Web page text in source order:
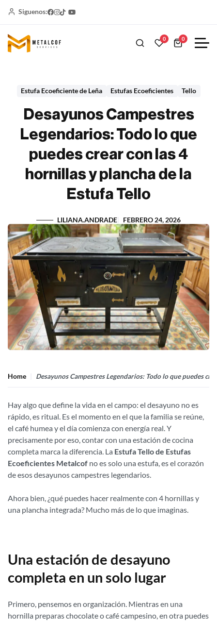
Siguenos:
0 0
Estufa Ecoeficiente de Leña Estufas Ecoeficientes Tello
Desayunos Campestres
Legendarios: Todo lo que
puedes crear con las 4
hornillas y plancha de la
Estufa Tello
LILIANA.ANDRADE FEBRERO 24, 2026
Home Desayunos Campestres Legendarios: Todo lo que puedes
Hay algo que define la vida en el campo: el desayuno no es
rápido, es ritual. Es el momento en el que la familia se reúne,
el café humea y el día comienza con energía real. Y
precisamente por eso, contar con una estación de cocina
completa marca la diferencia. La Estufa Tello de Estufas
Ecoeficientes Metalcof no es solo una estufa, es el corazón
de esos desayunos campestres legendarios.
Ahora bien, ¿qué puedes hacer realmente con 4 hornillas y
una plancha integrada? Mucho más de lo que imaginas.
Una estación de desayuno
completa en un solo lugar
Primero, pensemos en organización. Mientras en una
hornilla preparas chocolate o café campesino, en otra puedes